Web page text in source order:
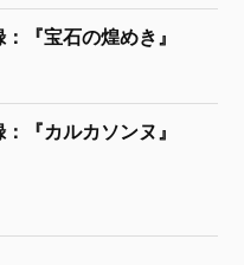
『宝石の煌めき』
『カルカソンヌ』